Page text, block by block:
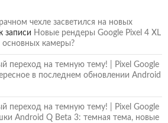
чехле засветился на новых
к записи Новые рендеры Google Pixel 4 XL
камеры?
переход на темную тему! | Pixel Google
в последнем обновлении Android
переход на темную тему! | Pixel Google
Android Q Beta 3: темная тема, новые